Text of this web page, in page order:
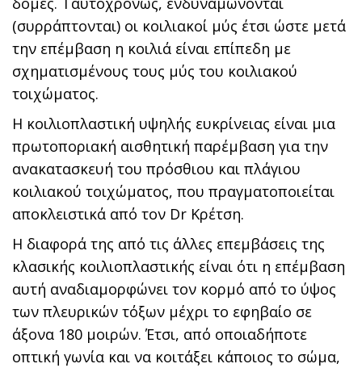
(συρράπτονται) οι κοιλιακοί μύς έτσι ώστε μετά
την επέμβαση η κοιλιά είναι επίπεδη με
σχηματισμένους τους μύς του κοιλιακού
τοιχώματος.
Η κοιλιοπλαστική υψηλής ευκρίνειας είναι μια
πρωτοποριακή αισθητική παρέμβαση για την
ανακατασκευή του πρόσθιου και πλάγιου
κοιλιακού τοιχώματος, που πραγματοποιείται
αποκλειστικά από τον Dr Κρέτση.
Η διαφορά της από τις άλλες επεμβάσεις της
κλασικής κοιλιοπλαστικής είναι ότι η επέμβαση
αυτή αναδιαμορφώνει τον κορμό από το ύψος
των πλευρικών τόξων μέχρι το εφηβαίο σε
άξονα 180 μοιρών. Έτσι, από οποιαδήποτε
οπτική γωνία και να κοιτάξει κάποιος το σώμα,